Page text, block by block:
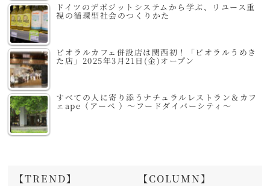
ドイツのデポジットシステムから学ぶ、リユース重
視の循環型社会のつくりかた
ビオラルカフェ併設店は関西初！「ビオラルうめき
た店」2025年3月21日(金)オープン
すべての人に寄り添うナチュラルレストラン＆カフ
ェape（アーペ ）～フードダイバーシティ～
【TREND】 【COLUMN】